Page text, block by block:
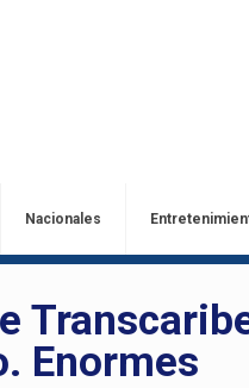
Nacionales
Enormes